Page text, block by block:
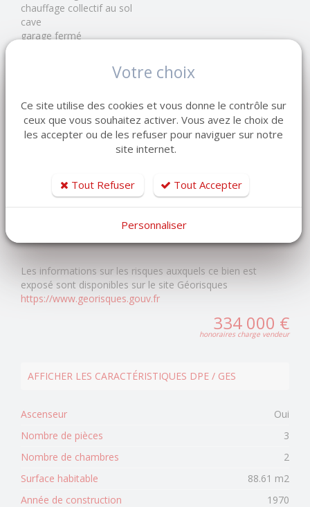
chauffage collectif au sol
cave
garage fermé
gardien dans la résidence
Vous souhaitez vendre votre appartement à Sainte-Adresse
ou recherchez un bien similaire ?
Contactez LEMAISTRE IMMOBILIER pour bénéficier d'une
estimation offerte et de l'accompagnement de nos équipes.
Normandie
vendeurs et acquéreurs dans tous leurs projets immobiliers.
Les informations sur les risques auxquels ce bien est
exposé sont disponibles sur le site Géorisques
https://www.georisques.gouv.fr
334 000 €
honoraires charge vendeur
AFFICHER LES CARACTÉRISTIQUES DPE / GES
Ascenseur
Oui
Nombre de pièces
3
Nombre de chambres
2
Surface habitable
88.61 m2
Année de construction
1970
Votre choix
Ce site utilise des cookies et vous donne le contrôle sur
ceux que vous souhaitez activer. Vous avez le choix de
les accepter ou de les refuser pour naviguer sur notre
site internet.
Tout Refuser Tout Accepter
Personnaliser